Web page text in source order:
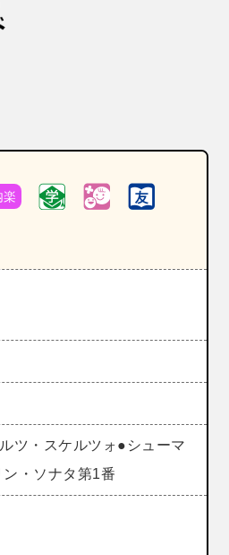
楽
ツ・スケルツォ●シューマ
・ソナタ第1番